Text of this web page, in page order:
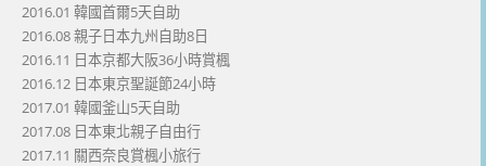
2016.01 韓國首爾5天自助
2016.08 親子日本九州自助8日
2016.11 日本京都大阪36小時賞楓
2016.12 日本東京聖誕節24小時
2017.01 韓國釜山5天自助
2017.08 日本東北親子自由行
2017.11 關西奈良賞楓小旅行